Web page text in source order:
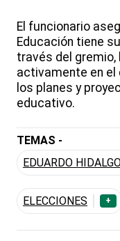
El funcionario
Educación tiene
través del gremio,
activamente en el
los planes y
educativo.
TEMAS -
EDUARDO
ELECCIONES +